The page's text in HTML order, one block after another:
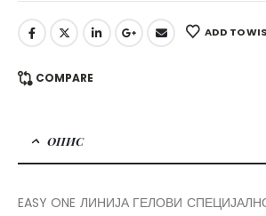
ADD TO
COMPARE
ОПИС
EASY ONE ЛИНИЈА ГЕЛОВИ